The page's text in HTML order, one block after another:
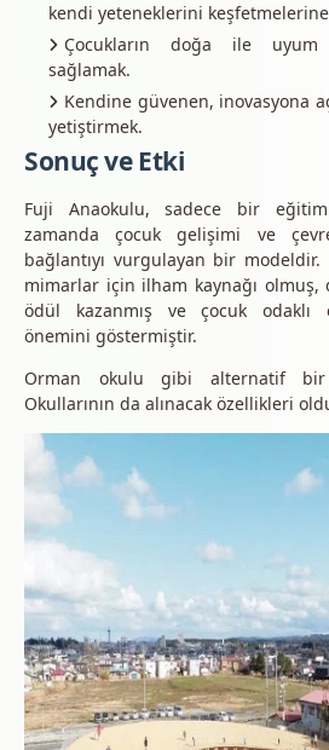
kendi yeteneklerini
Çocukların doğa ile
sağlamak.
Kendine güvenen, inovasyona
yetiştirmek.
Sonuç ve Etki
Fuji Anaokulu, sadece bir
zamanda çocuk gelişimi ve
bağlantıyı vurgulayan bir
mimarlar için ilham kaynağı olmuş,
ödül kazanmış ve çocuk odaklı
önemini göstermiştir.
Orman okulu gibi alternatif bir
Okullarının da alınacak özellikleri